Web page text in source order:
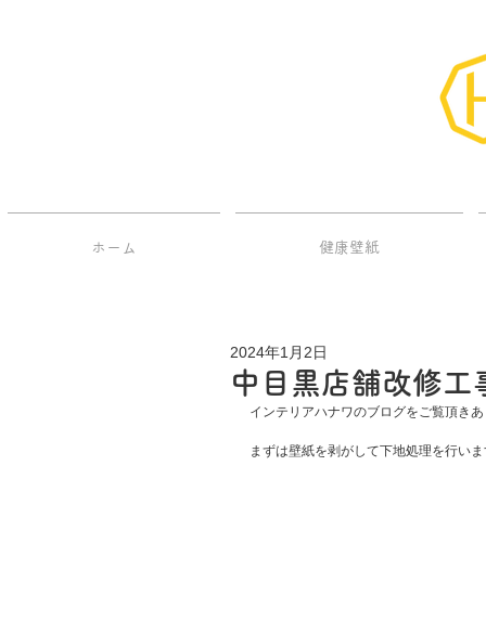
ホーム 健康壁紙
中目黒店舗改修工
2024年1月2日
インテリアハナワのブログをご覧頂き
まずは壁紙を剥がして下地処理を行い